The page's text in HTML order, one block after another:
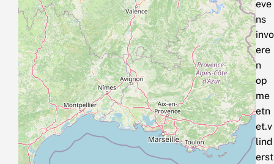
eve
ns
invo
ere
n
op
me
etn
et.v
lind
erst